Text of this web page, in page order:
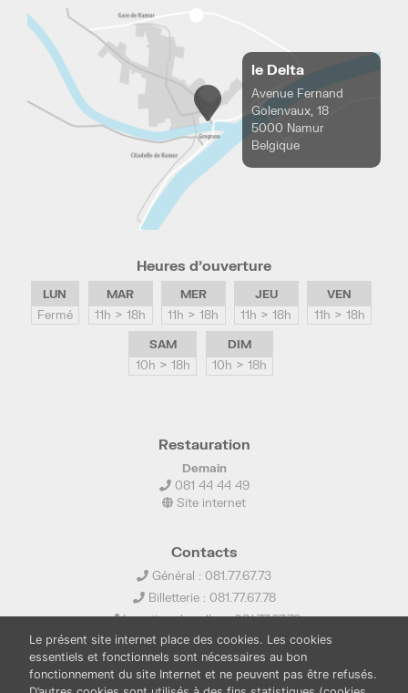
le Delta
Avenue Fernand
Golenvaux, 18
5000 Namur
Belgique
Heures d’ouverture
LUN
Fermé
MAR
11h > 18h
MER
11h > 18h
JEU
11h > 18h
VEN
11h > 18h
SAM
10h > 18h
DIM
10h > 18h
Restauration
Demain
081 44 44 49
Site internet
Contacts
Général : 081.77.67.73
Billetterie : 081.77.67.78
Location de salles : 081.77.67.79
info@ledelta.be
Le présent site internet place des cookies. Les cookies
essentiels et fonctionnels sont nécessaires au bon
fonctionnement du site Internet et ne peuvent pas être refusés.